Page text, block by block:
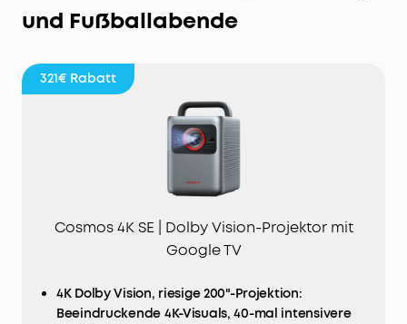
und Fußballabende
321€ Rabatt
Cosmos 4K SE | Dolby Vision-Projektor mit
Google TV
4K Dolby Vision, riesige 200"-Projektion:
Beeindruckende 4K-Visuals, 40-mal intensivere